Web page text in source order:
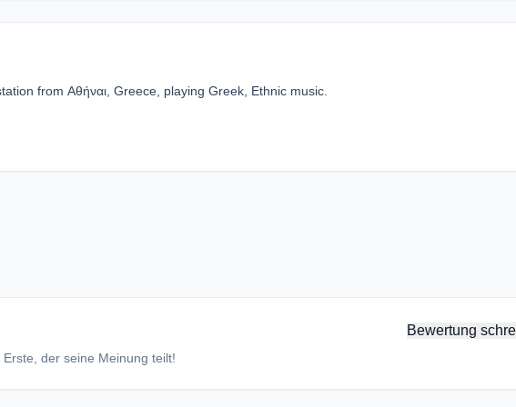
from Αθήναι, Greece, playing Greek, Ethnic music.
Bewertung
der seine Meinung teilt!